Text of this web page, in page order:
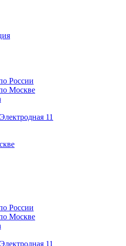
России
Москве
11
России
Москве
11